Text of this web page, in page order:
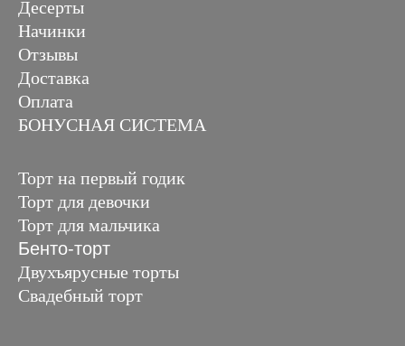
Десерты
Начинки
Отзывы
Доставка
Оплата
БОНУСНАЯ СИСТЕМА
Торт на первый годик
Торт для девочки
Торт для мальчика
Бенто-торт
Двухъярусные торты
Свадебный торт